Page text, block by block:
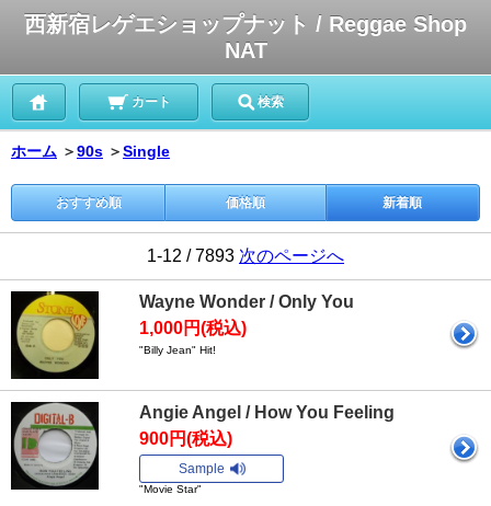
西新宿レゲエショップナット / Reggae Shop
NAT
カート 検索
ホーム ＞90s ＞Single
おすすめ順 価格順 新着順
1-12 / 7893 次のページへ
Wayne Wonder / Only You
1,000円(税込)
"Billy Jean" Hit!
Angie Angel / How You Feeling
900円(税込)
Sample
"Movie Star"